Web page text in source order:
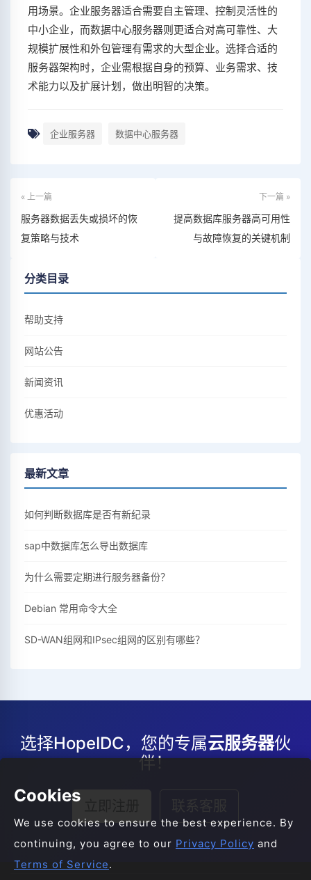
用场景。企业服务器适合需要自主管理、控制灵活性的
中小企业，而数据中心服务器则更适合对高可靠性、大
规模扩展性和外包管理有需求的大型企业。选择合适的
服务器架构时，企业需根据自身的预算、业务需求、技
术能力以及扩展计划，做出明智的决策。
企业服务器 数据中心服务器
« 上一篇
服务器数据丢失或损坏的恢
复策略与技术
下一篇 »
提高数据库服务器高可用性
与故障恢复的关键机制
分类目录
帮助支持
网站公告
新闻资讯
优惠活动
最新文章
如何判断数据库是否有新纪录
sap中数据库怎么导出数据库
为什么需要定期进行服务器备份？
Debian 常用命令大全
SD-WAN组网和IPsec组网的区别有哪些？
选择HopeIDC，您的专属云服务器伙
伴！
Cookies
We use cookies to ensure the best experience. By
continuing, you agree to our Privacy Policy and
Terms of Service.